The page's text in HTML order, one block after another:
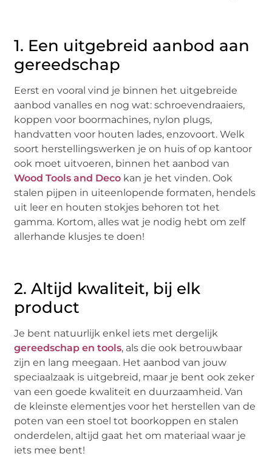
1. Een uitgebreid aanbod aan
gereedschap
Eerst en vooral vind je binnen het uitgebreide
aanbod vanalles en nog wat: schroevendraaiers,
koppen voor boormachines, nylon plugs,
handvatten voor houten lades, enzovoort. Welk
soort herstellingswerken je on huis of op kantoor
ook moet uitvoeren, binnen het aanbod van
Wood Tools and Deco kan je het vinden. Ook
stalen pijpen in uiteenlopende formaten, hendels
uit leer en houten stokjes behoren tot het
gamma. Kortom, alles wat je nodig hebt om zelf
allerhande klusjes te doen!
2. Altijd kwaliteit, bij elk
product
Je bent natuurlijk enkel iets met dergelijk
gereedschap en tools, als die ook betrouwbaar
zijn en lang meegaan. Het aanbod van jouw
speciaalzaak is uitgebreid, maar je bent ook zeker
van een goede kwaliteit en duurzaamheid. Van
de kleinste elementjes voor het herstellen van de
poten van een stoel tot boorkoppen en stalen
onderdelen, altijd gaat het om materiaal waar je
iets mee bent!